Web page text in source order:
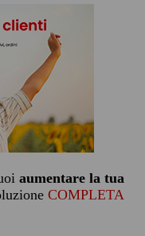
aumentare la tua
COMPLETA